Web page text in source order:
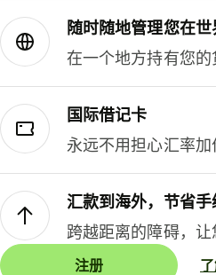
随时随地管理您在世
在一个地方持有您的
国际借记卡
永远不用担心汇率
汇款到海外，节省手
跨越距离的障碍，让
注册